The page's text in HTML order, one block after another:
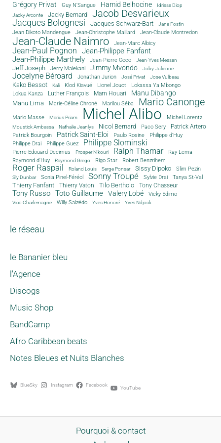
Grégory Privat Guy N'Sangue Hamid Belhocine
Idrissa Diop
Jacky Arconte
Jacky Bernard Jacob Desvarieux
Jacques Bolognesi Jacques Schwarz-Bart Jane Fostin
Jean Dikoto Mandengue Jean-Christophe Maillard Jean-Claude Montredon
Jean-Claude Naimro Jean-Marc Albicy
Jean-Paul Pognon
Jean-Philippe Fanfant
Jean-Philippe Marthely
Jean-Pierre Coco Jean-Yves Messan
Jeff Joseph Jerry Malekani Jimmy Mvondo Joby Julienne
Jocelyne Béroard Jonathan Jurion José Privat Jose Vulbeau
Kako Bessot Kali Klod Kiavué Lionel Jouot
Lokassa Ya Mbongo
Lokua Kanza
Luther François Mam Houari Manu Dibango
Manu Lima Marie-Céline Chroné Marilou Séba Mario Canonge
Mario Masse Marius Priam Michel Alibo Michel Lorentz
Moustick Ambassa Nathalie Jeanlys Nicol Bernard Paco Sery
Patrick Artero
Patrick Bourgoin
Patrick Saint-Eloi Paulo Rosine
Philippe d'Huy
Philippe Drai
Philippe Guez Philippe Slominski
Pierre-Edouard Decimus Prosper N'kouri Ralph Thamar
Ray Lema
Raymond d'Huy
Raymond Grego Rigo Star Robert Benzrihem
Roger Raspail Roland Louis Serge Ponsar Sissy Dipoko Slim Pezin
Sly Dunbar Sonia Pinel-Féréol Sonny Troupé Sylvie Drai Tanya St-Val
Thierry Fanfant Thierry Vaton Tilo Bertholo Tony Chasseur
Tony Russo Toto Guillaume Valery Lobé Vicky Edimo
Vico Charlemagne Willy Salzédo Yves Honoré Yves Ndjock
le réseau
le Bananier bleu
l'Agence
Discogs
Music Shop
BandCamp
Afro Caribbean beats
Notes Bleues et Nuits Blanches
BlueSky Instagram Facebook YouTube
Pourquoi & contact